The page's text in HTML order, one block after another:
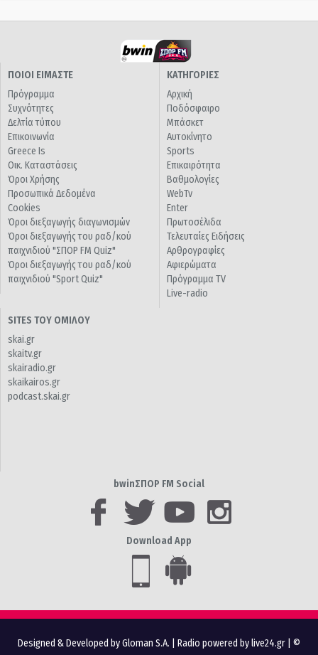
ΠΟΙΟΙ ΕΙΜΑΣΤΕ
Πρόγραμμα
Συχνότητες
Δελτία τύπου
Επικοινωνία
Greece Is
Οικ. Καταστάσεις
Όροι Χρήσης
Προσωπικά Δεδομένα
Cookies
Όροι διεξαγωγής διαγωνισμών
Όροι διεξαγωγής του ραδ/κού
παιχνιδιού "ΣΠΟΡ FM Quiz"
Όροι διεξαγωγής του ραδ/κού
παιχνιδιού "Sport Quiz"
ΚΑΤΗΓΟΡΙΕΣ
Αρχική
Ποδόσφαιρο
Μπάσκετ
Αυτοκίνητο
Sports
Επικαιρότητα
Βαθμολογίες
WebTv
Enter
Πρωτοσέλιδα
Τελευταίες Ειδήσεις
Αρθρογραφίες
Αφιερώματα
Πρόγραμμα TV
Live-radio
SITES ΤΟΥ ΟΜΙΛΟΥ
skai.gr
skaitv.gr
skairadio.gr
skaikairos.gr
podcast.skai.gr
bwinΣΠΟΡ FM Social
Download App
Designed & Developed by Gloman S.A. Radio powered by live24.gr | ©